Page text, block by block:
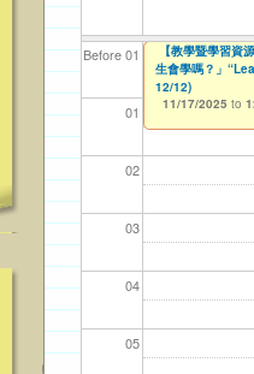
Before 01
01
02
03
04
05
【資網處】
整合系統～表單
03/27/2013
12/31/2027
【財務處】工讀
11/12/2021to
07/31/2027
【財務處】漏打
錄
11/15/2021
07/31/2027
114
04/
114
02/
114
03/
【學
07/
114
09/
【教學暨學習
會學嗎？」
11/17/2025
【教學暨學習
生會學嗎？」
12/12)
11/17/2025 to